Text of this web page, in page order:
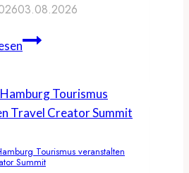
03.08.2026
DZT
Reiseindustrie
zum
Board
Tourismus veranstalten
Summit